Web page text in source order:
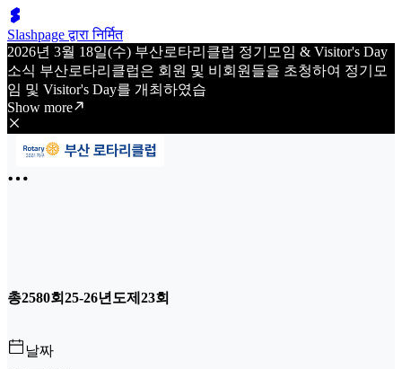
Slashpage द्वारा निर्मित
2026년 3월 18일(수) 부산로타리클럽 정기모임 & Visitor's Day
소식 부산로타리클럽은 회원 및 비회원들을 초청하여 정기모
임 및 Visitor's Day를 개최하였습
Show more
총2580회25-26년도제23회
날짜